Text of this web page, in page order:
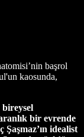
başrol
kaosunda,
bireysel
bir evrende
Şaşmaz’ın idealist